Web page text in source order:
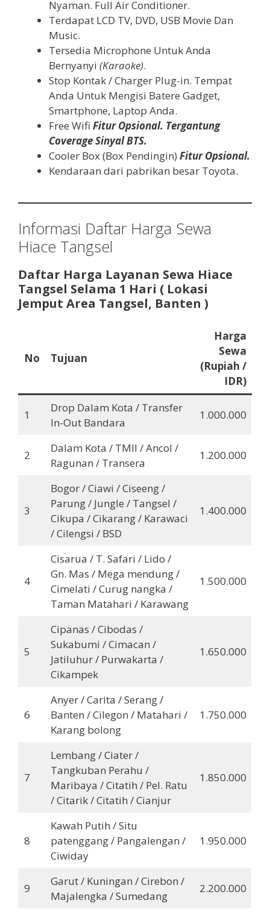
Nyaman. Full Air Conditioner.
Terdapat LCD TV, DVD, USB Movie Dan
Music.
Tersedia Microphone Untuk Anda
Bernyanyi (Karaoke).
Stop Kontak / Charger Plug-in. Tempat
Anda Untuk Mengisi Batere Gadget,
Smartphone, Laptop Anda.
Free Wifi Fitur Opsional. Tergantung
Coverage Sinyal BTS.
Cooler Box (Box Pendingin) Fitur Opsional.
Kendaraan dari pabrikan besar Toyota.
Informasi Daftar Harga Sewa
Hiace Tangsel
Daftar Harga Layanan Sewa Hiace
Tangsel Selama 1 Hari ( Lokasi
Jemput Area Tangsel, Banten )
No Tujuan
Harga
Sewa
(Rupiah /
IDR)
1
Drop Dalam Kota / Transfer
In-Out Bandara
1.000.000
2
Dalam Kota / TMII / Ancol /
Ragunan / Transera
1.200.000
3
Bogor / Ciawi / Ciseeng /
Parung / Jungle / Tangsel /
Cikupa / Cikarang / Karawaci
/ Cilengsi / BSD
1.400.000
4
Cisarua / T. Safari / Lido /
Gn. Mas / Mega mendung /
Cimelati / Curug nangka /
Taman Matahari / Karawang
1.500.000
5
Cipanas / Cibodas /
Sukabumi / Cimacan /
Jatiluhur / Purwakarta /
Cikampek
1.650.000
6
Anyer / Carita / Serang /
Banten / Cilegon / Matahari /
Karang bolong
1.750.000
7
Lembang / Ciater /
Tangkuban Perahu /
Maribaya / Citatih / Pel. Ratu
/ Citarik / Citatih / Cianjur
1.850.000
8
Kawah Putih / Situ
patenggang / Pangalengan /
Ciwiday
1.950.000
9
Garut / Kuningan / Cirebon /
Majalengka / Sumedang
2.200.000